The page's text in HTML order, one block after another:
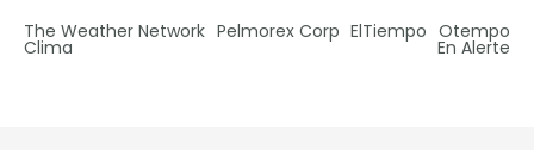
The Weather Network Pelmorex Corp ElTiempo Otempo
Clima En Alerte